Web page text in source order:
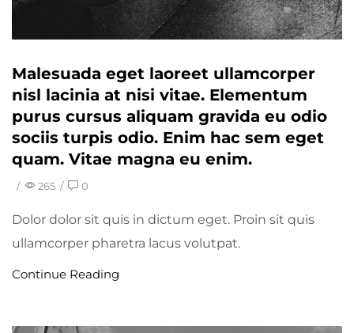
Malesuada eget laoreet ullamcorper
nisl lacinia at nisi vitae. Elementum
purus cursus aliquam gravida eu odio
sociis turpis odio. Enim hac sem eget
quam. Vitae magna eu enim.
/ 265 / 0
Dolor dolor sit quis in dictum eget. Proin sit quis
ullamcorper pharetra lacus volutpat.
Continue Reading